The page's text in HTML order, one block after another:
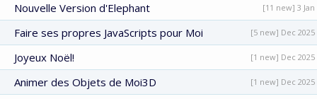
Nouvelle Version d'Elephant [11 new] 3 Jan
Faire ses propres JavaScripts pour Moi [5 new] Dec 2025
Joyeux Noël! [1 new] Dec 2025
Animer des Objets de Moi3D [1 new] Dec 2025